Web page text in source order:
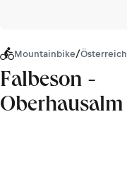
Mountainbike/Österreich
Falbeson -
Oberhausalm